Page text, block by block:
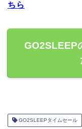
ちら
GO2SLEEP
GO2SLEEPタイムセール